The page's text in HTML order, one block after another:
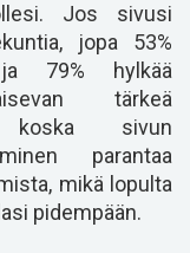
Jos sivusi
jopa 53%
79% hylkää
tärkeä
koska sivun
parantaa
mikä lopulta
pidempään.